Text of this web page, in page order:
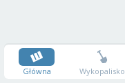
Główna Wykopalisko